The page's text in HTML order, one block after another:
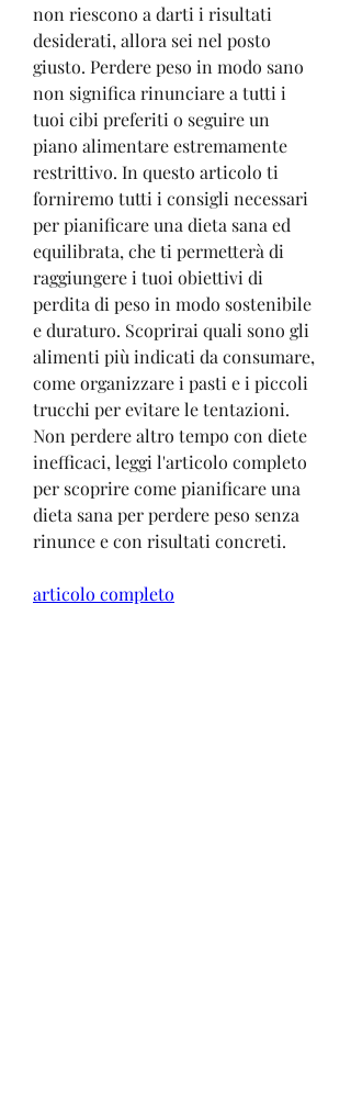
non riescono a darti i risultati
desiderati, allora sei nel posto
giusto. Perdere peso in modo sano
non significa rinunciare a tutti i
tuoi cibi preferiti o seguire un
piano alimentare estremamente
restrittivo. In questo articolo ti
forniremo tutti i consigli necessari
per pianificare una dieta sana ed
equilibrata, che ti permetterà di
raggiungere i tuoi obiettivi di
perdita di peso in modo sostenibile
e duraturo. Scoprirai quali sono gli
alimenti più indicati da consumare,
come organizzare i pasti e i piccoli
trucchi per evitare le tentazioni.
Non perdere altro tempo con diete
inefficaci, leggi l'articolo completo
per scoprire come pianificare una
dieta sana per perdere peso senza
rinunce e con risultati concreti.
articolo completo